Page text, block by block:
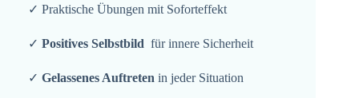
✓ Praktische Übungen mit Soforteffekt
✓ Positives Selbstbild für innere Sicherheit
✓ Gelassenes Auftreten in jeder Situation